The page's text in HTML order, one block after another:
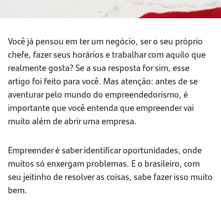
Você já pensou em ter um negócio, ser o seu próprio
chefe, fazer seus horários e trabalhar com aquilo que
realmente gosta? Se a sua resposta for sim, esse
artigo foi feito para você. Mas atenção: antes de se
aventurar pelo mundo do empreendedorismo, é
importante que você entenda que empreender vai
muito além de abrir uma empresa.
Empreender é saber identificar oportunidades, onde
muitos só enxergam problemas. E o brasileiro, com
seu jeitinho de resolver as coisas, sabe fazer isso muito
bem.